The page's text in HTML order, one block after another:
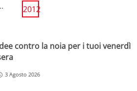
2012
contro la noia per i tuoi venerdì
3 Agosto 2026